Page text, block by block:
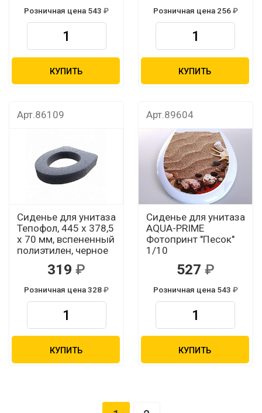
Розничная цена 543
КУПИТЬ
Розничная цена 256
КУПИТЬ
Арт.86109
Сиденье для унитаза
Тепофол, 445 х 378,5
х 70 мм, вспененный
полиэтилен, черное
319
Розничная цена 328
КУПИТЬ
Арт.89604
Сиденье для унитаза
AQUA-PRIME
Фотопринт "Песок"
1/10
527
Розничная цена 543
КУПИТЬ